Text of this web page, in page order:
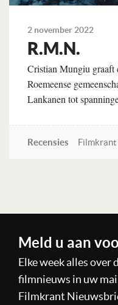
2 november 2022
R.M.N.
Cristian Mungiu graaft
Roemeense
Lankanen tot
Recensies Filmkrant
Meld u aan
Elke week alles over
filmnieuws in uw
Filmkrant